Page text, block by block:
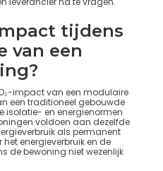
tijdens
van een
impact van een modulaire
een traditioneel gebouwde
isolatie- en energienormen
voldoen aan dezelfde
als permanent
energieverbruik en de
de bewoning niet wezenlijk